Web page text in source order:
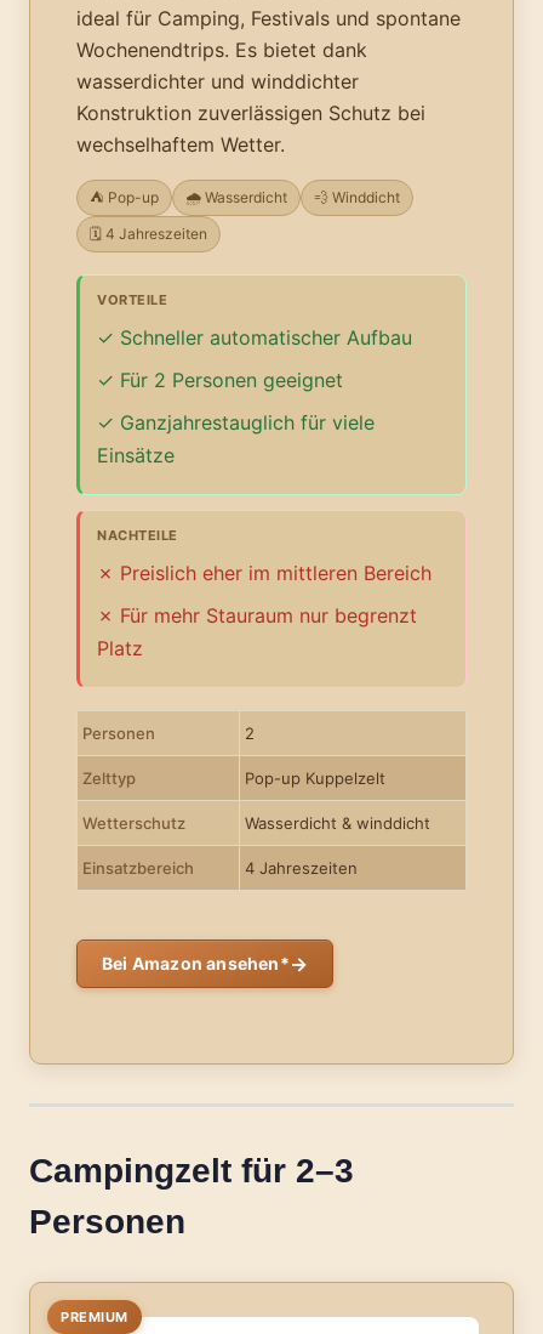
ideal für Camping, Festivals und spontane
Wochenendtrips. Es bietet dank
wasserdichter und winddichter
Konstruktion zuverlässigen Schutz bei
wechselhaftem Wetter.
⛺ Pop-up 🌧️ Wasserdicht
💨 Winddicht
🗓️ 4 Jahreszeiten
VORTEILE
Schneller automatischer Aufbau
Für 2 Personen geeignet
Ganzjahrestauglich für viele
Einsätze
NACHTEILE
Preislich eher im mittleren Bereich
Für mehr Stauraum nur begrenzt
Platz
Personen 2
Zelttyp Pop-up Kuppelzelt
Wetterschutz Wasserdicht & winddicht
Einsatzbereich 4 Jahreszeiten
Bei Amazon ansehen*→
Campingzelt für 2–3
Personen
PREMIUM